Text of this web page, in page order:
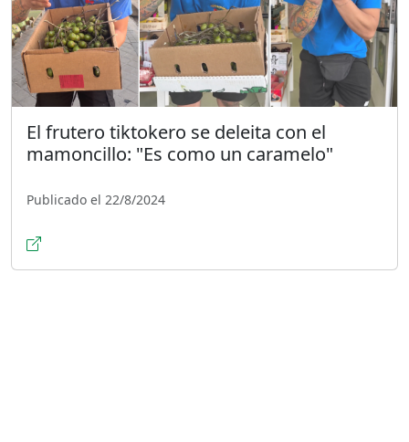
El frutero tiktokero se deleita con el
mamoncillo: "Es como un caramelo"
Publicado el 22/8/2024